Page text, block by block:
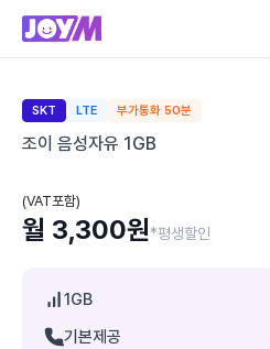
SKT LTE 부가통화 50분
조이 음성자유 1GB
(VAT포함)
월 3,300원*평생할인
1GB
기본제공